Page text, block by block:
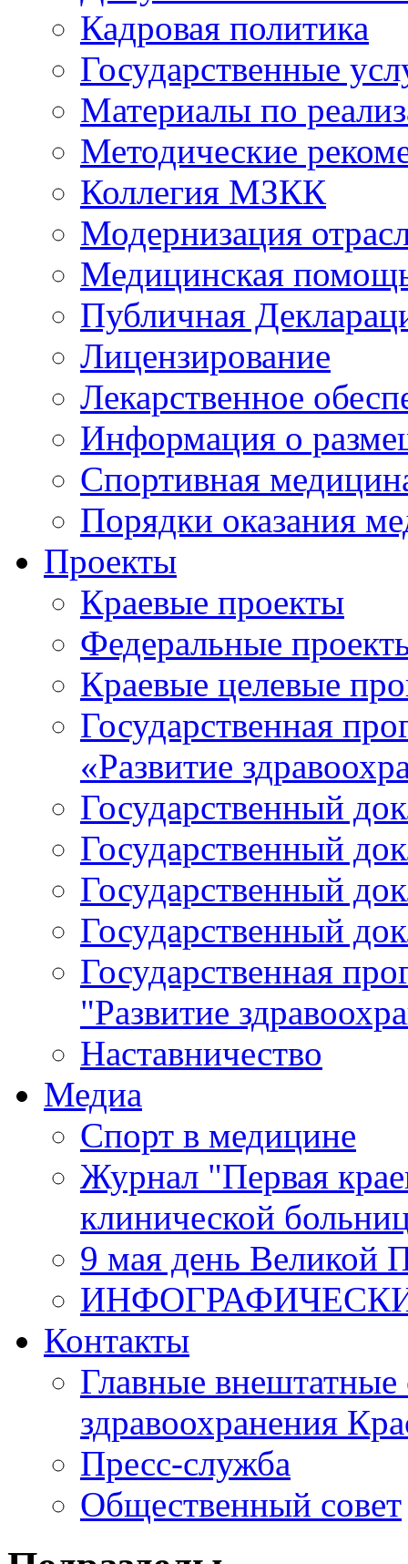
Кадровая политика
Государственные
Материалы по
Методические
Коллегия МЗКК
Модернизация
Медицинская
Публичная
Лицензирование
Лекарственное
Информация о
Спортивная
Порядки оказания
Проекты
Краевые проекты
Федеральные
Краевые целевые
Государственная
«Развитие
Государственный
Государственный
Государственный
Государственный
Государственная
"Развитие
Наставничество
Медиа
Спорт в медицине
Журнал "Первая
клинической
9 мая день Великой
Контакты
Главные внештатные
здравоохранения
Пресс-служба
Общественный совет